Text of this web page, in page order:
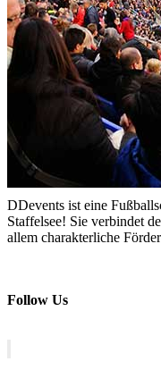
DDevents ist eine
Staffelsee! Sie verbindet
allem charakterliche
Follow Us